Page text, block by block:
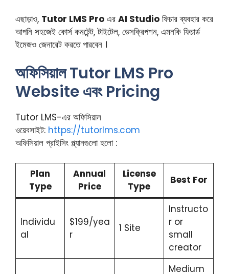
এছাড়াও, Tutor LMS Pro এর AI Studio ফিচার ব্যবহার করে
আপনি সহজেই কোর্স কনটেন্ট, টাইটেল, ডেসক্রিপশন, এমনকি ফিচার্ড
ইমেজও জেনারেট করতে পারবেন ।​
অফিসিয়াল Tutor LMS Pro
Website এবং Pricing
Tutor LMS-এর অফিসিয়াল
ওয়েবসাইট: https://tutorlms.com
অফিসিয়াল প্রাইসিং প্ল্যানগুলো হলো :
Plan
Type
Annual
Price
License
Type
Best For
Individu
al
$199/yea
r
1 Site
Instructo
r or
small
creator
Medium